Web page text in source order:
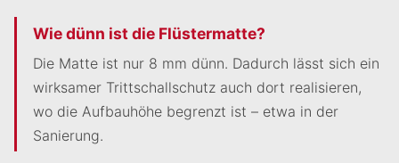
Wie dünn ist die Flüstermatte?
Die Matte ist nur 8 mm dünn. Dadurch lässt sich ein
wirksamer Trittschallschutz auch dort realisieren,
wo die Aufbauhöhe begrenzt ist – etwa in der
Sanierung.